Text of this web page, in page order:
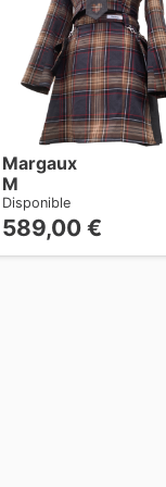
Margaux
M
Disponible
589,00 €